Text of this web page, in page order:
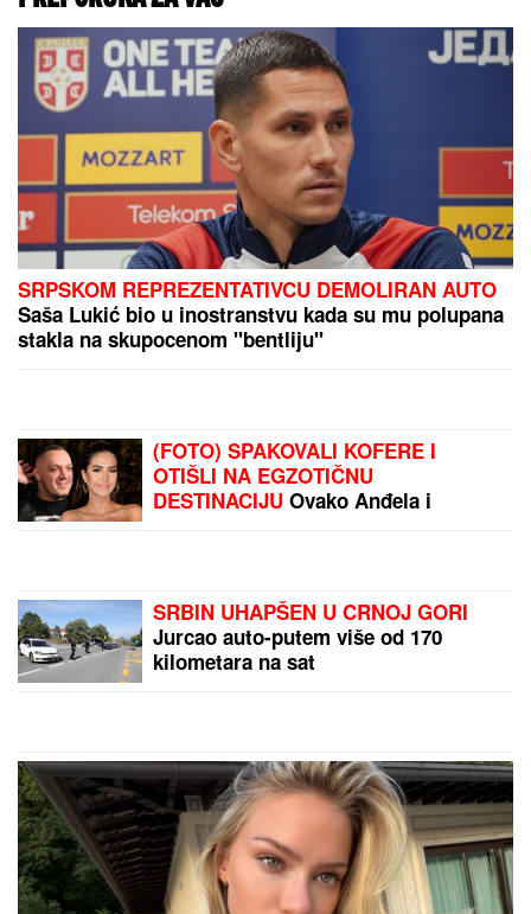
SRBIJA KAO U EKSPRES
LONCU!Dok sve ključa
na vrelini, stižu
upozorenja na
GRMLJAVINSKE
NEPOGODE! Evo gde je
najtoplije: RHMZ objavio
alarmantne brojke
TU JE NIKOLA JOKIĆ:
Ljudi ne veruju šta piše:
U zgradi u Novom Sadu
zalepljen papir sa ovim
natpisom, poruka postala
PREPORUKA ZA VAS